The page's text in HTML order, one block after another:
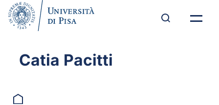
Catia Pacitti